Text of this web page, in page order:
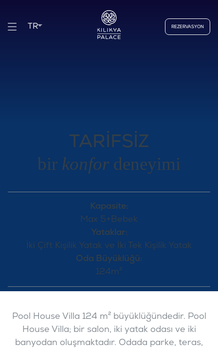
TR REZERVASYON
TARİFSİZ
bir konfor deneyimi
Kapasite:
Max 5+Bebek
Yataklar:
İki Çift Kişilik Yatak ve İki Tek Kişilik Yatak
Oda Büyüklüğü:
124m²
Pool House Villa 124 m² büyüklüğündedir. Pool
House Villa; bir salon, iki yatak odası ve iki
banyodan oluşmaktadır. Odada parke, teras,